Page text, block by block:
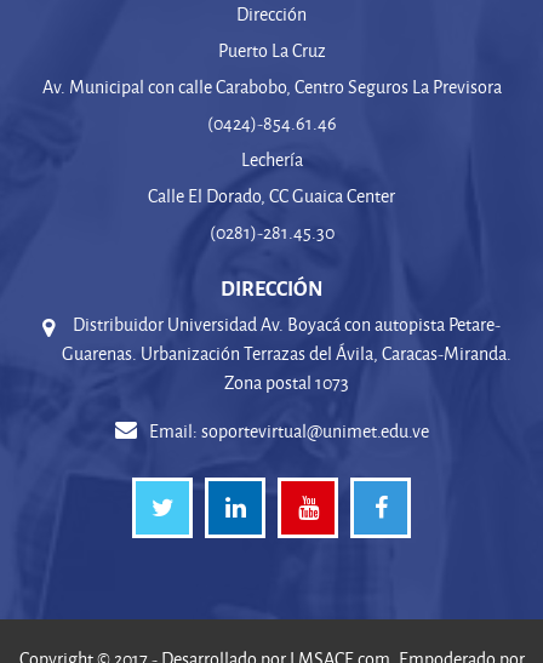
Dirección
Puerto La Cruz
Av. Municipal con calle Carabobo, Centro Seguros La Previsora
(0424)-854.61.46
Lechería
Calle El Dorado, CC Guaica Center
(0281)-281.45.30
DIRECCIÓN
Distribuidor Universidad Av. Boyacá con autopista Petare-
Guarenas. Urbanización Terrazas del Ávila, Caracas-Miranda.
Zona postal 1073
Email:soportevirtual@unimet.edu.ve